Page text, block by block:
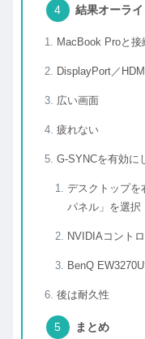
結果オーライ
MacBook Proと接
DisplayPort／
広い画面
疲れない
G-SYNCを有効に
デスクトップを
パネル」を選択
NVIDIAコント
BenQ
後は耐久性
まとめ